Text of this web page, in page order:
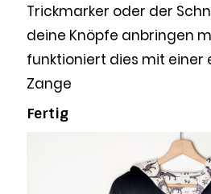
Trickmarker oder der
deine Knöpfe anbringen
funktioniert dies mit einer
Zange
Fertig